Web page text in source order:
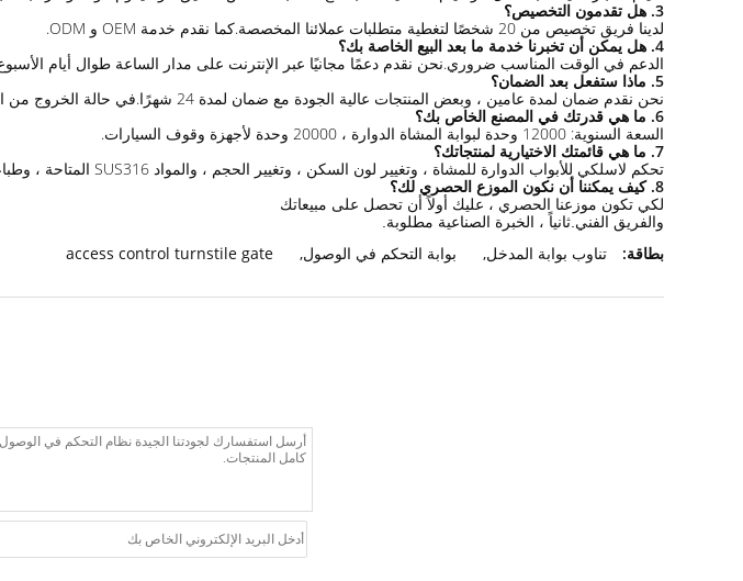
3. هل تقدمون التخصيص؟
لدينا فريق تخصيص من 20 شخصًا لتغطية متطلبات عملائنا المخصصة.كما نقدم خدمة OEM و ODM.
4. هل يمكن أن تخبرنا خدمة ما بعد البيع الخاصة بك؟
الدعم في الوقت المناسب ضروري.نحن نقدم دعمًا مجانيًا عبر الإنترنت على مدار الساعة طوال أيام الأسبوع
5. ماذا ستفعل بعد الضمان؟
نحن نقدم ضمان لمدة عامين ، وبعض المنتجات عالية الجودة مع ضمان لمدة 24 شهرًا.في حالة الخروج من الضمان ، سنقدم خدمات مجانية عبر الإنترنت مدى الحياة ، ونساعد في استبدال الملحقات.
6. ما هي قدرتك في المصنع الخاص بك؟
السعة السنوية: 12000 وحدة لبوابة المشاة الدوارة ، 20000 وحدة لأجهزة وقوف السيارات.
7. ما هي قائمتك الاختيارية لمنتجاتك؟
تحكم لاسلكي للأبواب الدوارة للمشاة ، وتغيير لون السكن ، وتغيير الحجم ، والمواد SUS316 المتاحة ، وطباعة الشعار ، وإضافة كمية ضوئية ، إلخ.
8. كيف يمكننا أن نكون الموزع الحصري لك؟
لكي تكون موزعنا الحصري ، عليك أولاً أن تحصل على مبيعاتك
والفريق الفني.ثانياً ، الخبرة الصناعية مطلوبة.
بطاقة: تناوب بوابة المدخل, بوابة التحكم في الوصول,
access control turnstile gate